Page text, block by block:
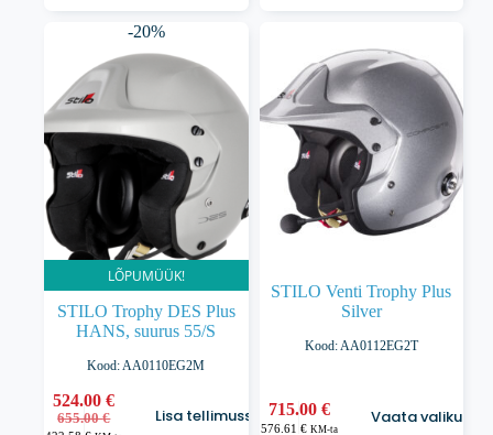
teha
tootelehel.
teha
tootelehel.
-20%
LÕPUMÜÜK!
STILO Trophy DES Plus
HANS, suurus 55/S
Kood: AA0110EG2M
655.00€
Algne
524.00€
Praegune
Lisa tellimusse
STILO Venti Trophy Plus
Silver
Kood: AA0112EG2T
715.00 €
576.61 € KM-ta
Vaata valikuid
Sellel
tootel